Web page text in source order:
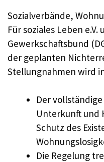
Sozialverbände,
Für soziales Leben
Gewerkschaftsbund
der geplanten
Stellungnahmen wird
Der
Unterkunft und
Schutz des
Die Regelung